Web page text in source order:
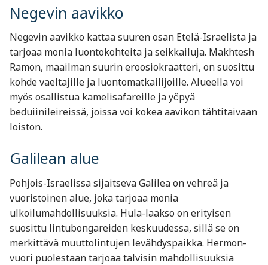
Negevin aavikko
Negevin aavikko kattaa suuren osan Etelä-Israelista ja
tarjoaa monia luontokohteita ja seikkailuja. Makhtesh
Ramon, maailman suurin eroosiokraatteri, on suosittu
kohde vaeltajille ja luontomatkailijoille. Alueella voi
myös osallistua kamelisafareille ja yöpyä
beduiinileireissä, joissa voi kokea aavikon tähtitaivaan
loiston.
Galilean alue
Pohjois-Israelissa sijaitseva Galilea on vehreä ja
vuoristoinen alue, joka tarjoaa monia
ulkoilumahdollisuuksia. Hula-laakso on erityisen
suosittu lintubongareiden keskuudessa, sillä se on
merkittävä muuttolintujen levähdyspaikka. Hermon-
vuori puolestaan tarjoaa talvisin mahdollisuuksia